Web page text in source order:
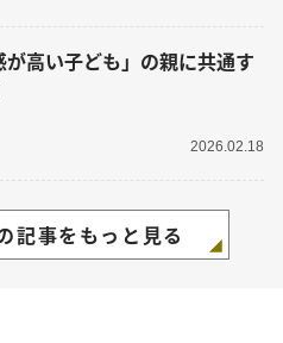
が高い子ども」の親に共通す
2026.02.18
記事をもっと見る